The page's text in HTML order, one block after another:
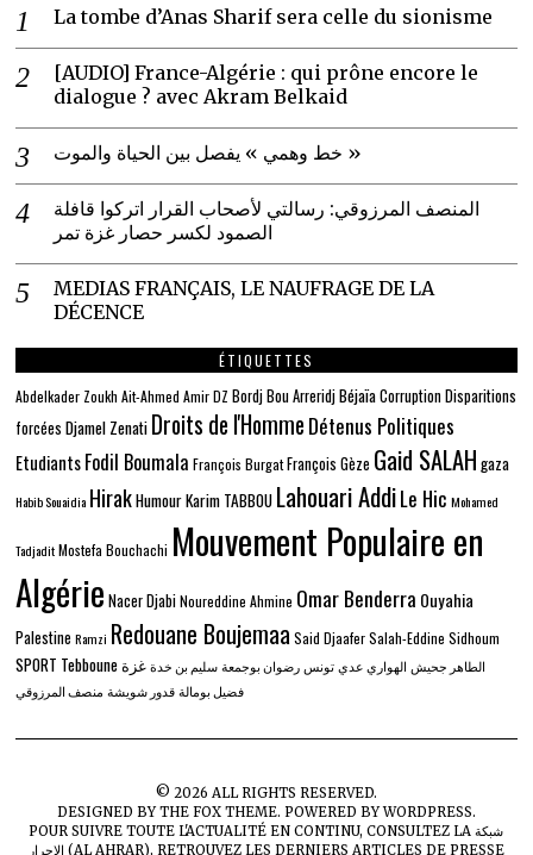
La tombe d’Anas Sharif sera celle du sionisme
[AUDIO] France-Algérie : qui prône encore le
dialogue ? avec Akram Belkaid
خط وهمي » يفصل بين الحياة والموت »
المنصف المرزوقي: رسالتي لأصحاب القرار اتركوا قافلة
الصمود لكسر حصار غزة تمر
MEDIAS FRANÇAIS, LE NAUFRAGE DE LA
DÉCENCE
ÉTIQUETTES
Abdelkader Zoukh Ait-Ahmed Amir DZ Bordj Bou ArreridjBéjaïaCorruption Disparitions
forcées Djamel Zenati Droits de l'Homme Détenus Politiques
EtudiantsFodil Boumala François BurgatFrançois Gèze Gaid SALAH gaza
Habib Souaidia HirakHumourKarim TABBOU Lahouari AddiLe Hic Mohamed
Tadjadit Mostefa Bouchachi Mouvement Populaire en
Algérie Nacer Djabi Noureddine Ahmine Omar Benderra Ouyahia
Palestine Ramzi Redouane Boujemaa Said Djaafer Salah-Eddine Sidhoum
SPORT Tebboune الطاهر جحيش الهواري عدي تونس رضوان بوجمعة سليم بن خدة غزة
فضيل بومالة قدور شويشة منصف المرزوقي
© 2026 ALL RIGHTS RESERVED.
DESIGNED BYTHE FOX THEME. POWERED BY WORDPRESS.
POUR SUIVRE TOUTE L'ACTUALITÉ EN CONTINU, CONSULTEZ LAشبكة
الاحرار (AL AHRAR), RETROUVEZ LES DERNIERS ARTICLES DE PRESSE